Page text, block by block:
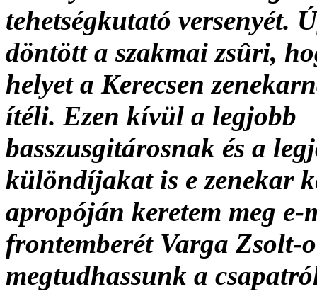
tehetségkutató versenyét.
döntött a szakmai zsûri,
helyet a Kerecsen
ítéli. Ezen kívül a legjobb
basszusgitárosnak és a
különdíjakat is e zenekar
apropóján keretem meg
frontemberét Varga Zsolt-
megtudhassunk a